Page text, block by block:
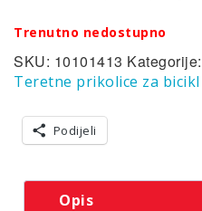
Trenutno nedostupno
SKU: 10101413 Kategorije:
Teretne prikolice za bicikl
Podijeli
Opis